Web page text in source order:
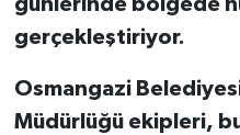
günlerinde bölgede
gerçekleştiriyor.
Osmangazi
Müdürlüğü ekipleri,